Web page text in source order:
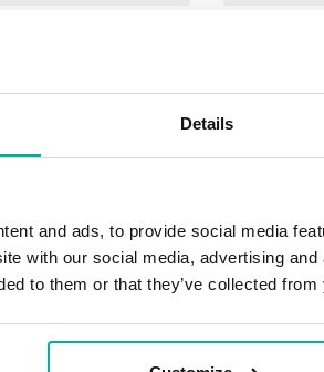
Details
and ads, to provide social media
with our social media, advertising
to them or that they’ve collected
NY